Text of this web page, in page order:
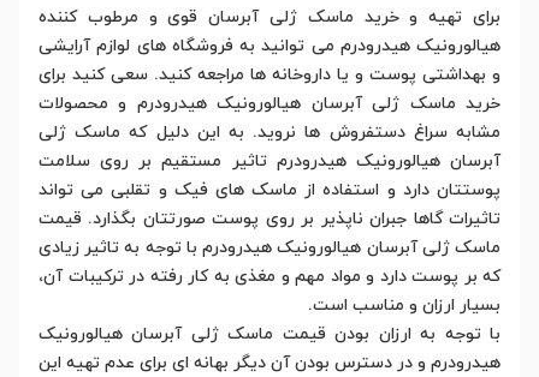
برای تهیه و خرید ماسک ژلی آبرسان قوی و مرطوب کننده
هیالورونیک هیدرودرم می توانید به فروشگاه های لوازم آرایشی
و بهداشتی پوست و یا داروخانه ها مراجعه کنید. سعی کنید برای
خرید ماسک ژلی آبرسان هیالورونیک هیدرودرم و محصولات
مشابه سراغ دستفروش ها نروید. به این دلیل که ماسک ژلی
آبرسان هیالورونیک هیدرودرم تاثیر مستقیم بر روی سلامت
پوستتان دارد و استفاده از ماسک های فیک و تقلبی می تواند
تاثیرات گاها جبران ناپذیر بر روی پوست صورتتان بگذارد. قیمت
ماسک ژلی آبرسان هیالورونیک هیدرودرم با توجه به تاثیر زیادی
که بر پوست دارد و مواد مهم و مغذی به کار رفته در ترکیبات آن،
بسیار ارزان و مناسب است.
با توجه به ارزان بودن قیمت ماسک ژلی آبرسان هیالورونیک
هیدرودرم و در دسترس بودن آن دیگر بهانه ای برای عدم تهیه این